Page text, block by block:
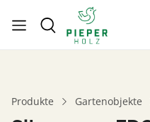
Produkte Gartenobjekte